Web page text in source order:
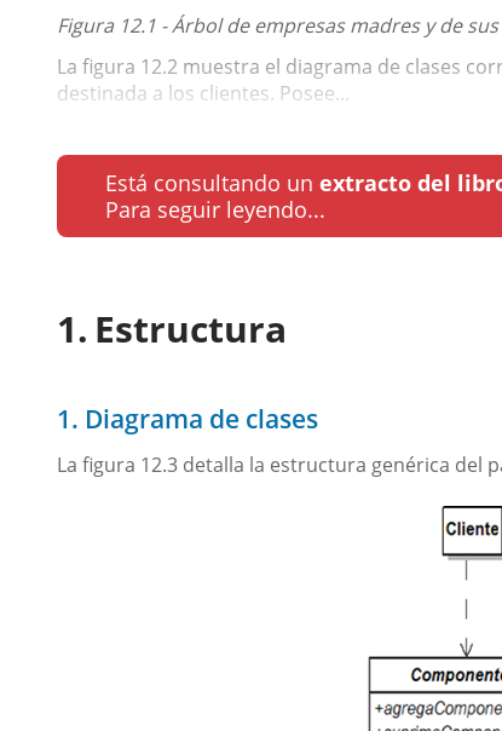
Figura 12.1 - Árbol de empresas madres y de
La figura 12.2 muestra el diagrama de clases
destinada a los clientes. Posee...
Está consultando un extracto del
Para seguir leyendo...
Estructura
1. Diagrama de clases
La figura 12.3 detalla la estructura genérica del